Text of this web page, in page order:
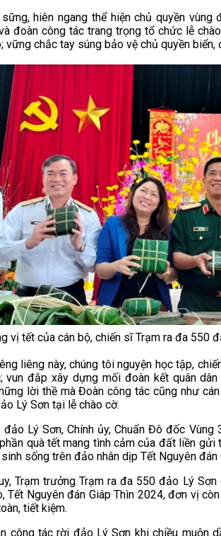
hiên ngang thể hiện chủ quyền vùng
đoàn công tác trang trọng tổ chức lễ
vững chắc tay súng bảo vệ chủ quyền
vị tết của cán bộ, chiến sĩ Trạm ra đa 550
liêng này, chúng tôi nguyện học tập,
vun đắp xây dựng mối đoàn kết quân
lời thề mà Đoàn công tác cũng như
Lý Sơn tại lễ chào cờ.
Lý Sơn, Chính ủy, Chuẩn Đô đốc
quà tết mang tình cảm của đất liền
sống trên đảo nhân dịp Tết Nguyên
Trạm trưởng Trạm ra đa 550 đảo Lý
Tết Nguyên đán Giáp Thìn 2024, đơn vị
tiết kiệm.
công tác rời đảo Lý Sơn khi chiều muộn